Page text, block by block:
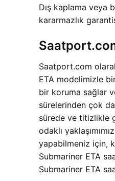
Dış kaplama veya
kararmazlık
Saatport.com
ETA modelimizle
bir koruma sağlar
sürelerinden çok
sürede ve titizlikle
odaklı
yapabilmeniz için,
Submariner ETA
Submariner ETA